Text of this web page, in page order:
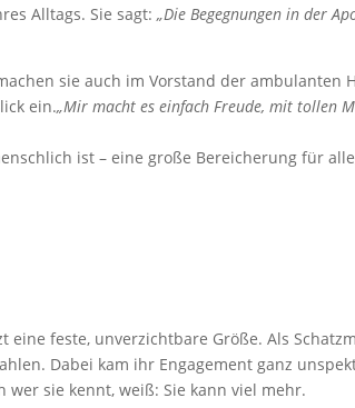
Alltags. Sie sagt:„Die Begegnungen in der
sie auch im Vorstand der ambulanten
ein.„Mir macht es einfach Freude, mit tollen
ist – eine große Bereicherung für
feste, unverzichtbare Größe. Als
Dabei kam ihr Engagement ganz
sie kennt, weiß: Sie kann viel mehr.